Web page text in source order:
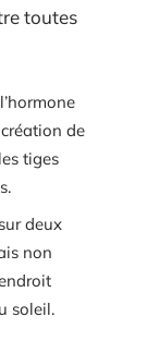
toutes
de
tiges
deux
non
soleil.